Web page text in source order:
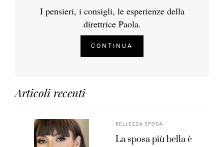
I pensieri, i consigli, le esperienze della
direttrice Paola.
CONTINUA
Articoli recenti
BELLEZZA SPOSA
La sposa più bella è